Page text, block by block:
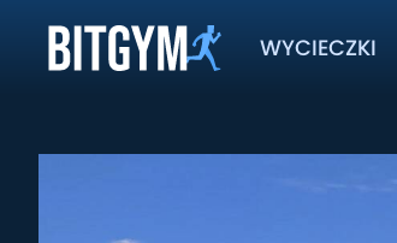
WYCIECZKI